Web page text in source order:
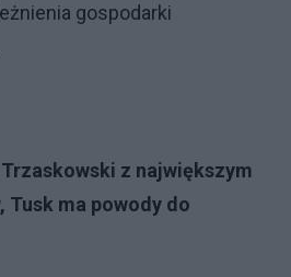
gospodarki
z największym
Tusk ma powody do